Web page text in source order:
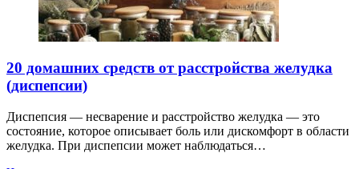
20 домашних средств от расстройства желудка
(диспепсии)
Диспепсия — несварение и расстройство желудка — это
состояние, которое описывает боль или дискомфорт в области
желудка. При диспепсии может наблюдаться…